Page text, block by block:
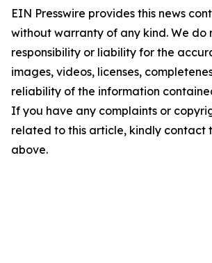
EIN Presswire provides this news
without warranty of any kind. We do
responsibility or liability for the
images, videos, licenses,
reliability of the information
If you have any complaints or
related to this article, kindly contact
above.